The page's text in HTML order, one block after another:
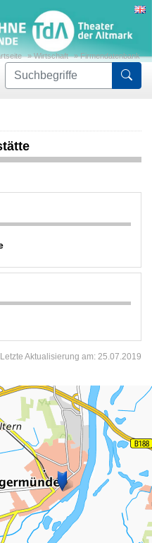
»Wirtschaft »Firmendatenbank
Letzte Aktualisierung am: 25.07.2019